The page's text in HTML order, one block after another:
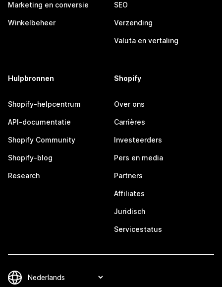
Marketing en conversie
Winkelbeheer
SEO
Verzending
Valuta en vertaling
Hulpbronnen
Shopify-helpcentrum
API-documentatie
Shopify Community
Shopify-blog
Research
Shopify
Over ons
Carrières
Investeerders
Pers en media
Partners
Affiliates
Juridisch
Servicestatus